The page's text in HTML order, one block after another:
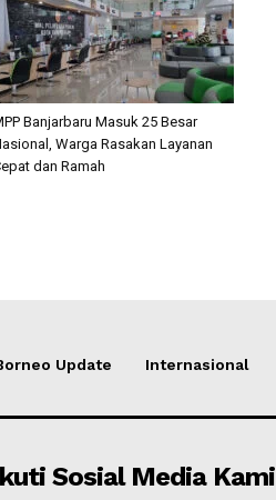
Banjarbaru Masuk 25 Besar
Warga Rasakan Layanan
dan Ramah
Update Internasional
Sosial Media Kami